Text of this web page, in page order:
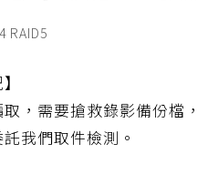
RAID5
，需要搶救錄影備份檔，
我們取件檢測。